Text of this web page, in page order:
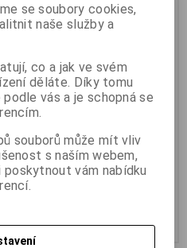
Rukavice FORCE KID dětské,
fluo
Výrobce: Force
Katalogové číslo:
Záruka (měsíců):
Dodací lhůta (dnů) 1 - 7
Skladem:3 pár
127 Kč
Sleva: 14 %
se soubory cookies,
naše služby a
co a jak ve svém
děláte. Díky tomu
vás a je schopná se
souborů může mít vliv
s naším webem,
vám nabídku